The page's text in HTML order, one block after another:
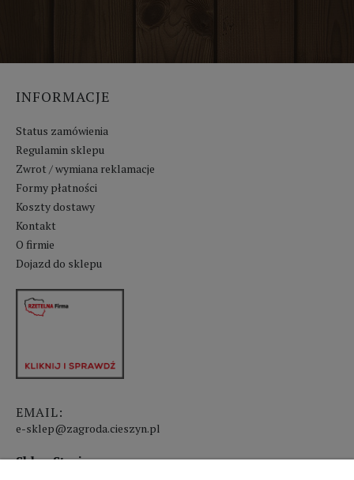
INFORMACJE
Status zamówienia
Regulamin sklepu
Zwrot / wymiana reklamacje
Formy płatności
Koszty dostawy
Kontakt
O firmie
Dojazd do sklepu
EMAIL:
e-sklep@zagroda.cieszyn.pl
Sklep Stacjonarny czynny: